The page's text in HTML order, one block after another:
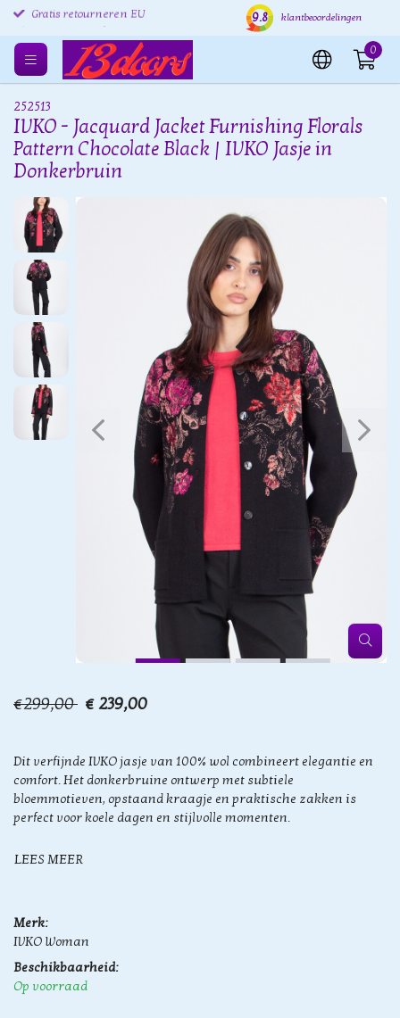
Gratis retourneren EU Verzending binnen 24 uur
9.8 klantbeoordelingen
0
252513
IVKO - Jacquard Jacket Furnishing Florals
Pattern Chocolate Black | IVKO Jasje in
Donkerbruin
€299,00 € 239,00
Dit verfijnde IVKO jasje van 100% wol combineert elegantie en
comfort. Het donkerbruine ontwerp met subtiele
bloemmotieven, opstaand kraagje en praktische zakken is
perfect voor koele dagen en stijlvolle momenten.
LEES MEER
Merk:
IVKO Woman
Beschikbaarheid:
Op voorraad